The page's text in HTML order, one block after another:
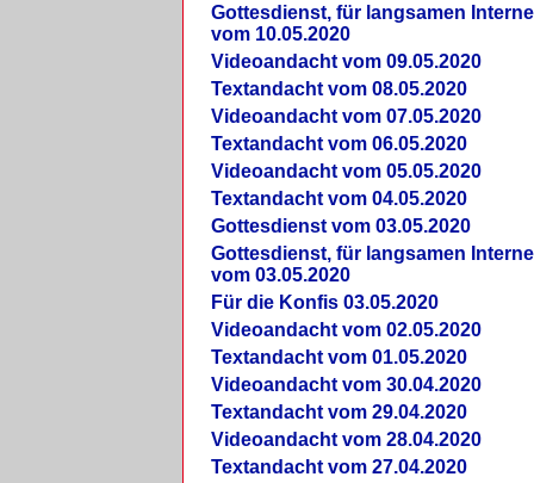
Gottesdienst, für langsamen
vom 10.05.2020
Videoandacht vom 09.05.2020
Textandacht vom 08.05.2020
Videoandacht vom 07.05.2020
Textandacht vom 06.05.2020
Videoandacht vom 05.05.2020
Textandacht vom 04.05.2020
Gottesdienst vom 03.05.2020
Gottesdienst, für langsamen
vom 03.05.2020
Für die Konfis 03.05.2020
Videoandacht vom 02.05.2020
Textandacht vom 01.05.2020
Videoandacht vom 30.04.2020
Textandacht vom 29.04.2020
Videoandacht vom 28.04.2020
Textandacht vom 27.04.2020